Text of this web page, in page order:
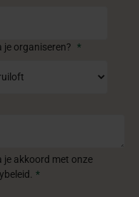
je organiseren? *
je akkoord met onze
*